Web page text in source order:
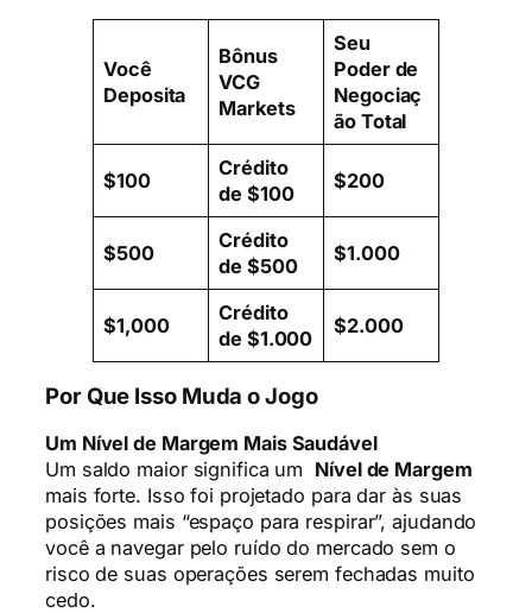
Você
Deposita
Bônus
VCG
Markets
Seu
Poder de
Negociaç
ão Total
$100
Crédito
de $100
$200
$500
Crédito
de $500
$1.000
$1,000
Crédito
de $1.000
$2.000
Por Que Isso Muda o Jogo
Um Nível de Margem Mais Saudável
Um saldo maior significa um Nível de Margem
mais forte. Isso foi projetado para dar às suas
posições mais “espaço para respirar”, ajudando
você a navegar pelo ruído do mercado sem o
risco de suas operações serem fechadas muito
cedo.